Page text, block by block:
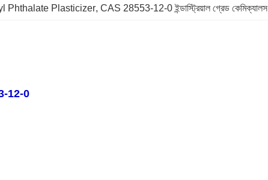
Phthalate Plasticizer, CAS 28553-12-0 ইন্ডাস্ট্রিয়াল গ্রেড কেমিক্যালস
12-0